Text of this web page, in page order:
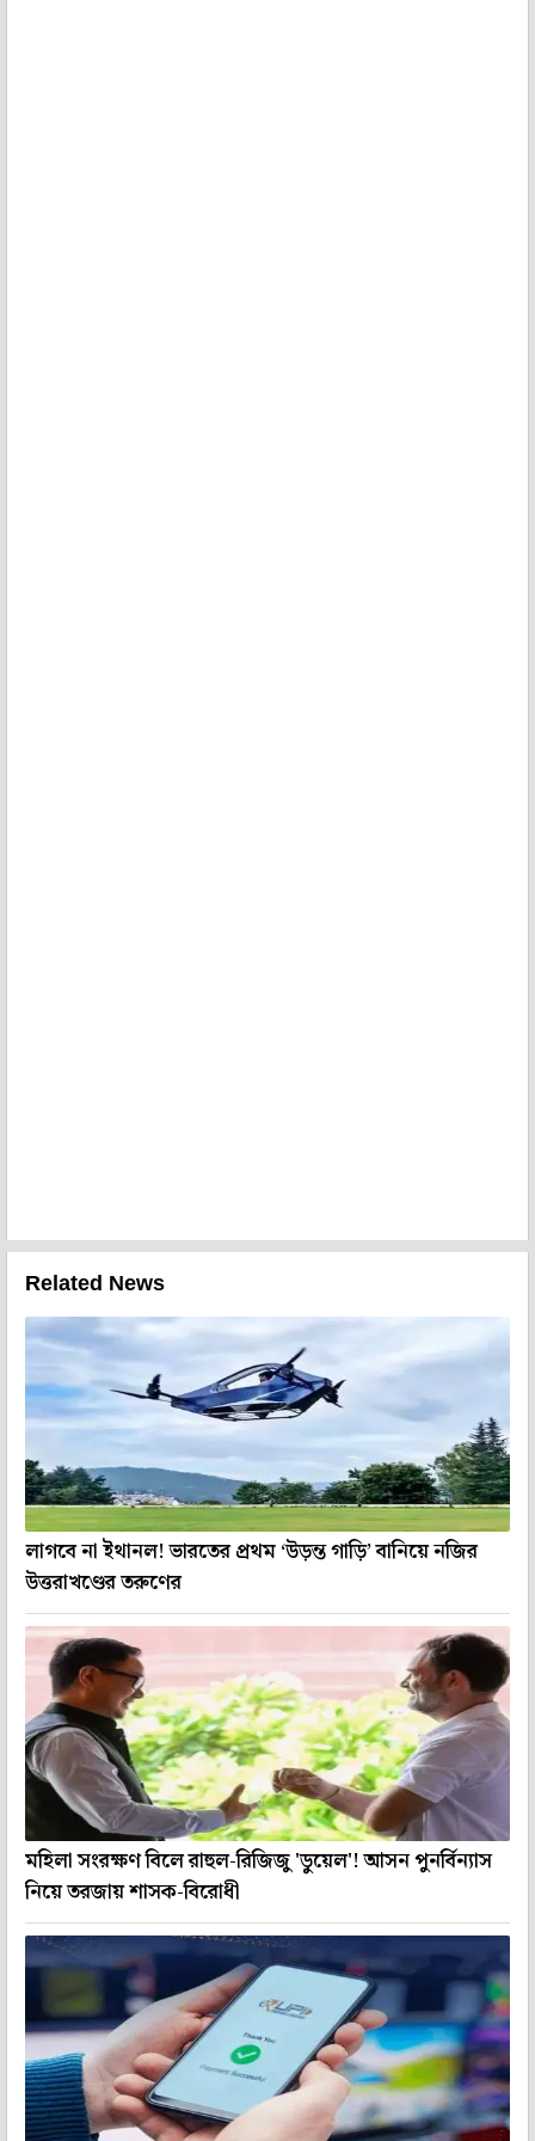
Related News
লাগবে না ইথানল! ভারতের প্রথম ‘উড়ন্ত গাড়ি’ বানিয়ে নজির
উত্তরাখণ্ডের তরুণের
মহিলা সংরক্ষণ বিলে রাহুল-রিজিজু 'ডুয়েল'! আসন পুনর্বিন্যাস
নিয়ে তরজায় শাসক-বিরোধী